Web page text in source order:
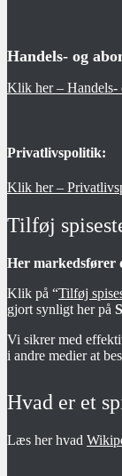
Handels- og
Klik her – Handels-
Privatlivspolitik:
Klik her –
Tilføj
Her markedsfører
Klik på “Tilføj
gjort synligt her på
Vi sikrer med
i andre medier at
Hvad er et
Læs her hvad